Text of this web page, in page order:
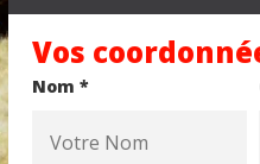
Vos
Nom *